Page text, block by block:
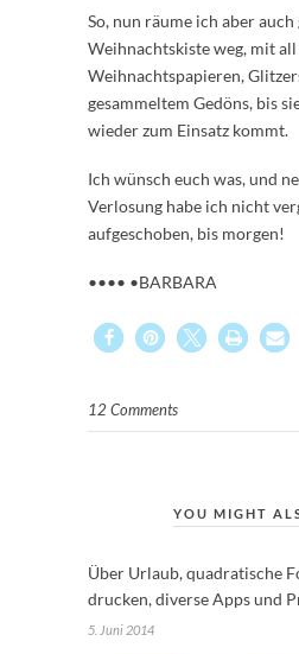
So, nun räume ich aber auch
Weihnachtskiste weg, mit all
Weihnachtspapieren,
gesammeltem Gedöns, bis
wieder zum Einsatz kommt.
Ich wünsch euch was, und
Verlosung habe ich nicht
aufgeschoben, bis morgen!
•••• •BARBARA
12 Comments
YOU MIGHT
Über Urlaub, quadratische
drucken, diverse Apps und
5. Juni 2014